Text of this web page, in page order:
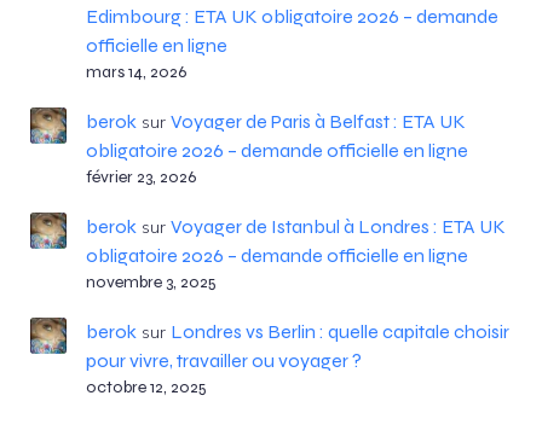
Edimbourg : ETA UK obligatoire 2026 – demande
officielle en ligne
mars 14, 2026
beroksur Voyager de Paris à Belfast : ETA UK
obligatoire 2026 – demande officielle en ligne
février 23, 2026
beroksur Voyager de Istanbul à Londres : ETA UK
obligatoire 2026 – demande officielle en ligne
novembre 3, 2025
beroksur Londres vs Berlin : quelle capitale choisir
pour vivre, travailler ou voyager ?
octobre 12, 2025